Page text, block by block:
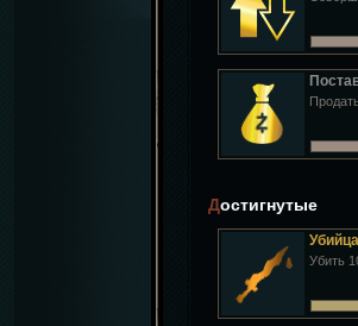
Достигнутые
Убийца
Убить